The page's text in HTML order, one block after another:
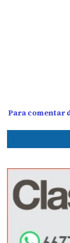
Para comentar